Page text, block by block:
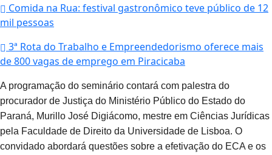
Comida na Rua: festival gastronômico teve público de 12
mil pessoas
3ª Rota do Trabalho e Empreendedorismo oferece mais
de 800 vagas de emprego em Piracicaba
A programação do seminário contará com palestra do
procurador de Justiça do Ministério Público do Estado do
Paraná, Murillo José Digiácomo, mestre em Ciências Jurídicas
pela Faculdade de Direito da Universidade de Lisboa. O
convidado abordará questões sobre a efetivação do ECA e os